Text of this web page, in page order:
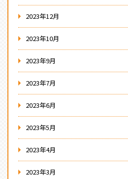
2023年12月
2023年10月
2023年9月
2023年7月
2023年6月
2023年5月
2023年4月
2023年3月